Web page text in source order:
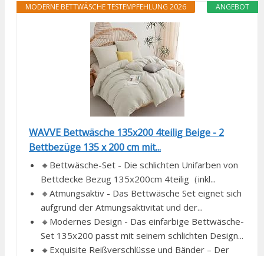
ANGEBOT
MODERNE BETTWÄSCHE TESTEMPFEHLUNG 2026
WAVVE Bettwäsche 135x200 4teilig Beige - 2
Bettbezüge 135 x 200 cm mit...
🔸Bettwäsche-Set - Die schlichten Unifarben von
Bettdecke Bezug 135x200cm 4teilig（inkl...
🔸Atmungsaktiv - Das Bettwäsche Set eignet sich
aufgrund der Atmungsaktivität und der...
🔸Modernes Design - Das einfarbige Bettwäsche-
Set 135x200 passt mit seinem schlichten Design...
🔸Exquisite Reißverschlüsse und Bänder – Der